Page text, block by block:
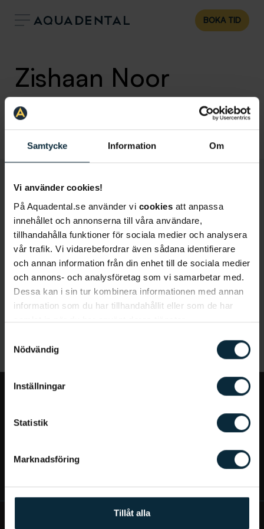
Samtycke Information Om
Vi använder cookies!
På Aquadental.se använder vi cookies att anpassa
innehållet och annonserna till våra användare,
tillhandahålla funktioner för sociala medier och analysera
vår trafik. Vi vidarebefordrar även sådana identifierare
och annan information från din enhet till de sociala medier
och annons- och analysföretag som vi samarbetar med.
Dessa kan i sin tur kombinera informationen med annan
information som du har tillhandahållit eller som de har
samlat in när du har använt deras tjänster.
Nödvändig
Inställningar
Statistik
Marknadsföring
Tillåt alla
BOKA TID
Zishaan Noor
Allmäntandläkare
Klinik: